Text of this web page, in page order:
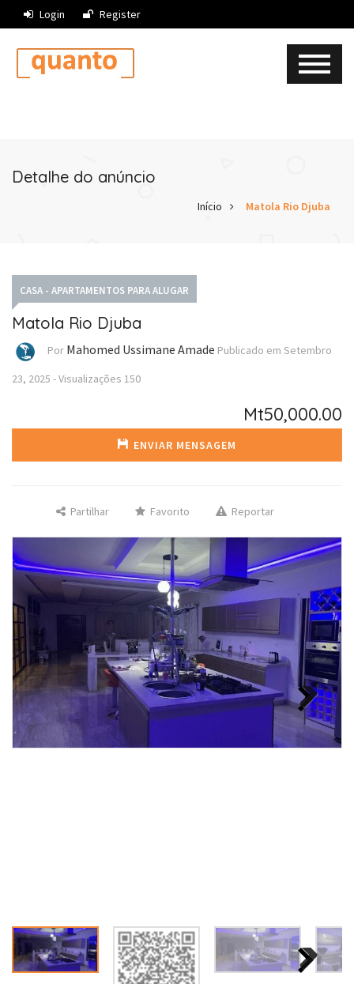
Login Register
Detalhe do anúncio
Início Matola Rio Djuba
CASA - APARTAMENTOS PARA ALUGAR
Matola Rio Djuba
Por Mahomed Ussimane Amade Publicado em Setembro
23, 2025 -Visualizações 150
Mt50,000.00
ENVIAR MENSAGEM
Partilhar Favorito Reportar